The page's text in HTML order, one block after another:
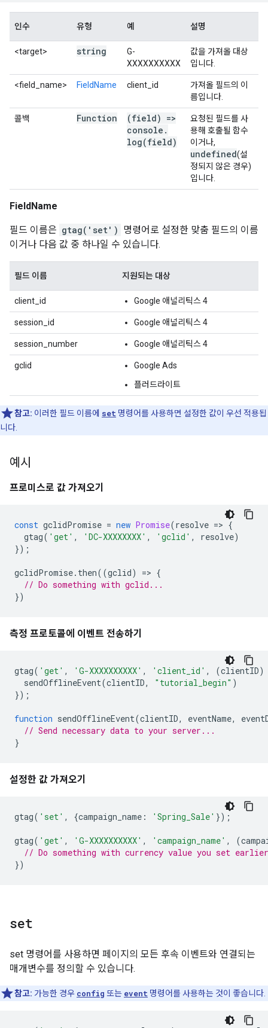
인수 유형 예 설명
<target> string
G-
XXXXXXXXXX
값을 가져올 대상
입니다.
<field_name> FieldName client_id
가져올 필드의 이
름입니다.
콜백 Function
(field) =>
console .
log(field)
요청된 필드를 사
용해 호출될 함수
이거나,
undefined(설
정되지 않은 경우)
입니다.
FieldName
필드 이름은 gtag('set') 명령어로 설정한 맞춤 필드의 이름
이거나 다음 값 중 하나일 수 있습니다.
필드 이름 지원되는 대상
client_id Google 애널리틱스 4
session_id Google 애널리틱스 4
session_number Google 애널리틱스 4
gclid
Google Ads
플러드라이트
참고: 이러한 필드 이름에 set 명령어를 사용하면 설정한 값이 우선 적용됩
니다.
예시
프로미스로 값 가져오기
const gclidPromise = new Promise(resolve => {
gtag( 'get' , 'DC-XXXXXXXX' , 'gclid' , resolve)
});
gclidPromise. then((gclid) => {
// Do something with gclid...
})
측정 프로토콜에 이벤트 전송하기
gtag( 'get' , 'G-XXXXXXXXXX' , 'client_id' , (clientID)
sendOfflineEvent(clientID, "tutorial_begin" )
});
function sendOfflineEvent(clientID, eventName,
// Send necessary data to your server...
}
설정한 값 가져오기
gtag( 'set' , {campaign_name : 'Spring_Sale' });
gtag( 'get' , 'G-XXXXXXXXXX' , 'campaign_name' , (
// Do something with currency value you set
})
set
set 명령어를 사용하면 페이지의 모든 후속 이벤트와 연결되는
매개변수를 정의할 수 있습니다.
참고: 가능한 경우 config 또는 event 명령어를 사용하는 것이 좋습니다.